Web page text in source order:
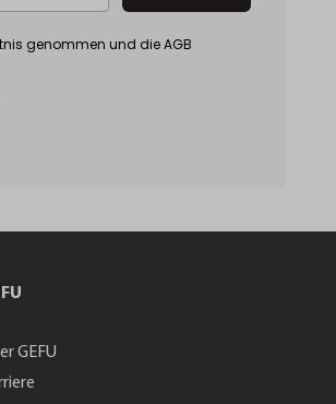
genommen und die AGB
GEFU